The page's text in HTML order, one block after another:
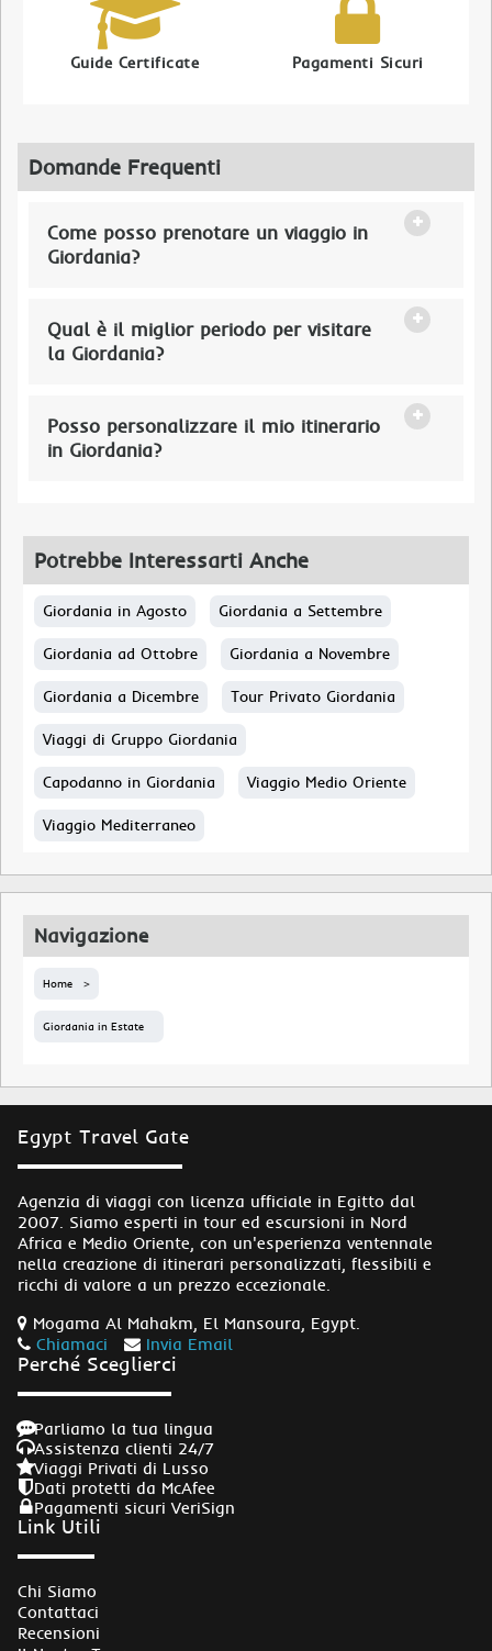
Guide Certificate Pagamenti Sicuri
Domande Frequenti
Come posso prenotare un viaggio in
Giordania?
Qual è il miglior periodo per visitare
la Giordania?
Posso personalizzare il mio itinerario
in Giordania?
Potrebbe Interessarti Anche
Giordania in Agosto Giordania a Settembre
Giordania ad Ottobre Giordania a Novembre
Giordania a Dicembre Tour Privato Giordania
Viaggi di Gruppo Giordania
Capodanno in Giordania Viaggio Medio Oriente
Viaggio Mediterraneo
Navigazione
Home
Giordania in Estate
Egypt Travel Gate
Agenzia di viaggi con licenza ufficiale in Egitto dal
2007. Siamo esperti in tour ed escursioni in Nord
Africa e Medio Oriente, con un'esperienza ventennale
nella creazione di itinerari personalizzati, flessibili e
ricchi di valore a un prezzo eccezionale.
Mogama Al Mahakm, El Mansoura, Egypt.
Chiamaci
Invia Email
Perché Sceglierci
Parliamo la tua lingua
Assistenza clienti 24/7
Viaggi Privati di Lusso
Dati protetti da McAfee
Pagamenti sicuri VeriSign
Link Utili
Chi Siamo
Contattaci
Recensioni